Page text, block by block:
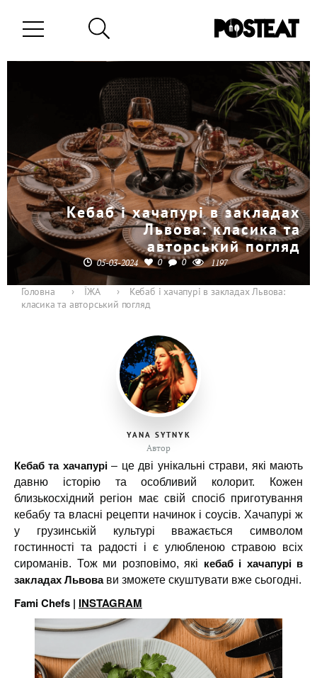
Кебаб і хачапурі в закладах
Львова: класика та
авторський погляд
05-03-2024 0 0 1197
Головна › ЇЖА ›
Кебаб і хачапурі в закладах Львова:
класика та авторський погляд
YANA SYTNYK
Автор
Кебаб та хачапурі– це дві унікальні страви, які мають
давню історію та особливий колорит. Кожен
близькосхідний регіон має свій спосіб приготування
кебабу та власні рецепти начинок і соусів. Хачапурі ж
у грузинській культурі вважається символом
гостинності та радості і є улюбленою стравою всіх
сироманів. Тож ми розповімо, які кебаб і хачапурі в
закладах Львовави зможете скуштувати вже сьогодні.
Fami Chefs | INSTAGRAM